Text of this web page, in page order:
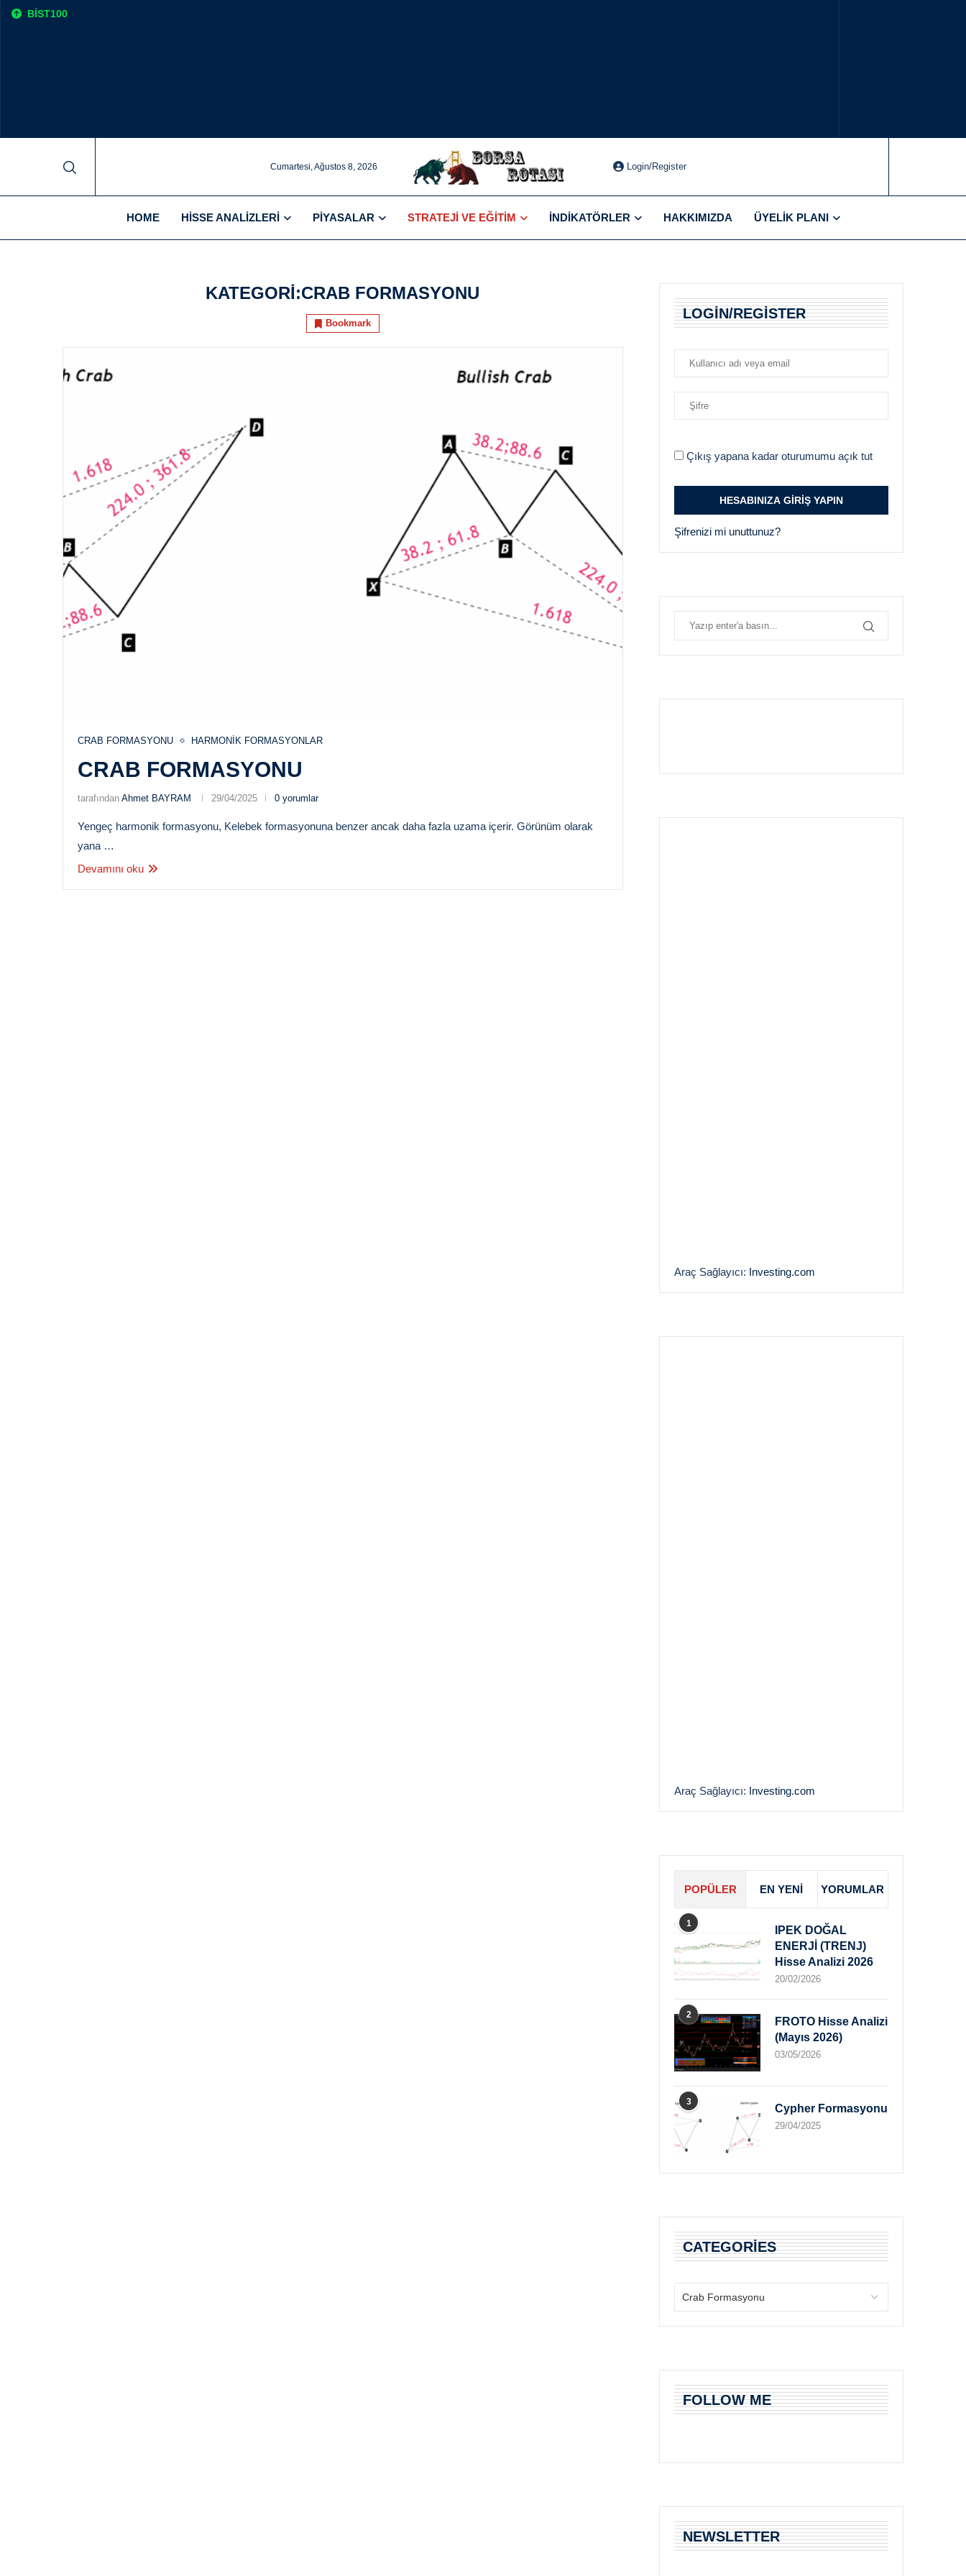
BIST100
Cumartesi, Ağustos 8, 2026 Login/Register
HOME HISSE ANALIZLERI PIYASALAR STRATEJI VE EĞITIM İNDIKATÖRLER HAKKIMIZDA ÜYELIK PLANI
KATEGORI:CRAB FORMASYONU
Bookmark
CRAB FORMASYONU HARMONIK FORMASYONLAR
CRAB FORMASYONU
tarafından Ahmet BAYRAM 29/04/2025 0 yorumlar
Yengeç harmonik formasyonu, Kelebek formasyonuna benzer ancak daha fazla uzama içerir. Görünüm olarak
yana …
Devamını oku
LOGIN/REGISTER
Çıkış yapana kadar oturumumu açık tut
Şifrenizi mi unuttunuz?
Araç Sağlayıcı: Investing.com
Araç Sağlayıcı: Investing.com
POPÜLER EN YENI YORUMLAR
1
IPEK DOĞAL
ENERJİ (TRENJ)
Hisse Analizi 2026
20/02/2026
2
FROTO Hisse Analizi
(Mayıs 2026)
03/05/2026
3
Cypher Formasyonu
29/04/2025
CATEGORIES
FOLLOW ME
NEWSLETTER